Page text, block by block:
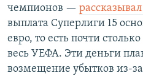
чемпионов — рассказывал
выплата Суперлиги 15
евро, то есть почти
весь УЕФА. Эти деньги
возмещение убытков из-